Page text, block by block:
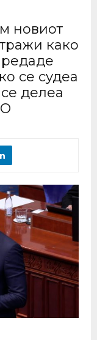
новиот
како
се судеа
делеа